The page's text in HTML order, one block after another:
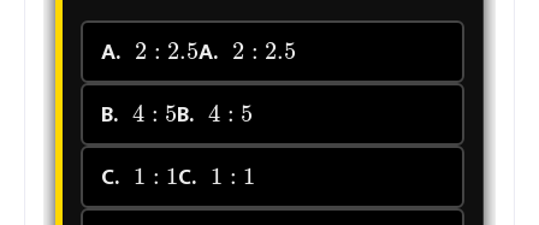
A.
2:2.5
A.
2:2.5
B.
4:5
B.
4:5
C.
1:1
C.
1:1
5:4 5:4